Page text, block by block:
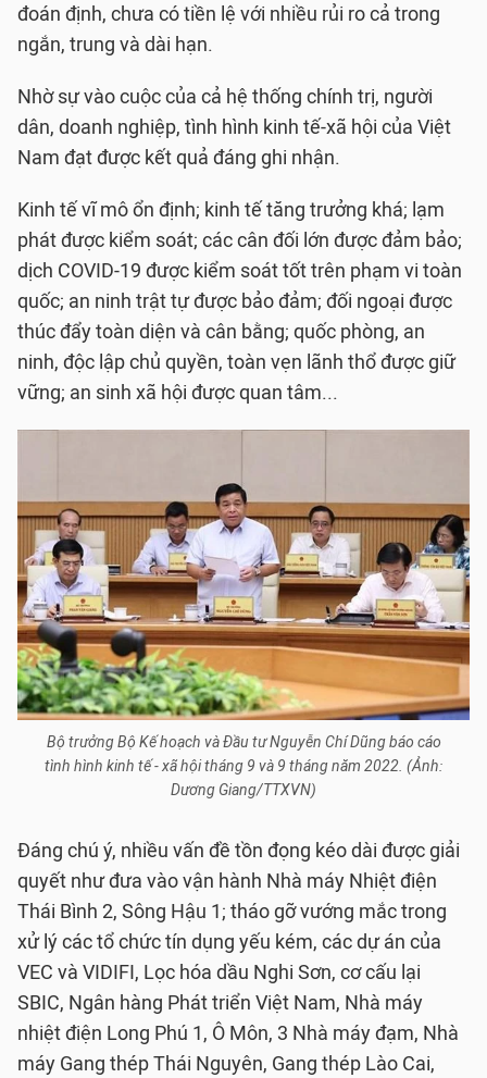
đoán định, chưa có tiền lệ với nhiều rủi ro cả trong
ngắn, trung và dài hạn.
Nhờ sự vào cuộc của cả hệ thống chính trị, người
dân, doanh nghiệp, tình hình kinh tế-xã hội của Việt
Nam đạt được kết quả đáng ghi nhận.
Kinh tế vĩ mô ổn định; kinh tế tăng trưởng khá; lạm
phát được kiểm soát; các cân đối lớn được đảm bảo;
dịch COVID-19 được kiểm soát tốt trên phạm vi toàn
quốc; an ninh trật tự được bảo đảm; đối ngoại được
thúc đẩy toàn diện và cân bằng; quốc phòng, an
ninh, độc lập chủ quyền, toàn vẹn lãnh thổ được giữ
vững; an sinh xã hội được quan tâm...
Bộ trưởng Bộ Kế hoạch và Đầu tư Nguyễn Chí Dũng báo cáo
tình hình kinh tế - xã hội tháng 9 và 9 tháng năm 2022. (Ảnh:
Dương Giang/TTXVN)
Đáng chú ý, nhiều vấn đề tồn đọng kéo dài được giải
quyết như đưa vào vận hành Nhà máy Nhiệt điện
Thái Bình 2, Sông Hậu 1; tháo gỡ vướng mắc trong
xử lý các tổ chức tín dụng yếu kém, các dự án của
VEC và VIDIFI, Lọc hóa dầu Nghi Sơn, cơ cấu lại
SBIC, Ngân hàng Phát triển Việt Nam, Nhà máy
nhiệt điện Long Phú 1, Ô Môn, 3 Nhà máy đạm, Nhà
máy Gang thép Thái Nguyên, Gang thép Lào Cai,